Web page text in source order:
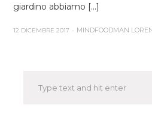
giardino abbiamo [...]
12 DICEMBRE 2017 MINDFOODMAN